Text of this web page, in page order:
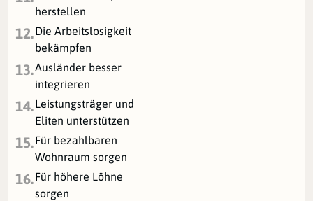
herstellen
12.Die Arbeitslosigkeit
bekämpfen
13.Ausländer besser
integrieren
14.Leistungsträger und
Eliten unterstützen
15.Für bezahlbaren
Wohnraum sorgen
16.Für höhere Löhne
sorgen